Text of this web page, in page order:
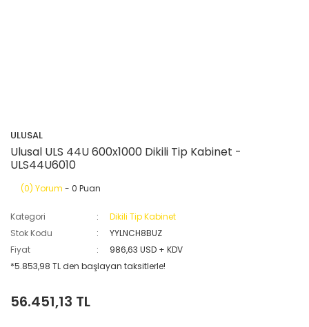
ULUSAL
Ulusal ULS 44U 600x1000 Dikili Tip Kabinet -
ULS44U6010
(0) Yorum - 0 Puan
Kategori
Dikili Tip Kabinet
Stok Kodu
YYLNCH8BUZ
Fiyat
986,63 USD + KDV
*5.853,98 TL den başlayan taksitlerle!
56.451,13 TL